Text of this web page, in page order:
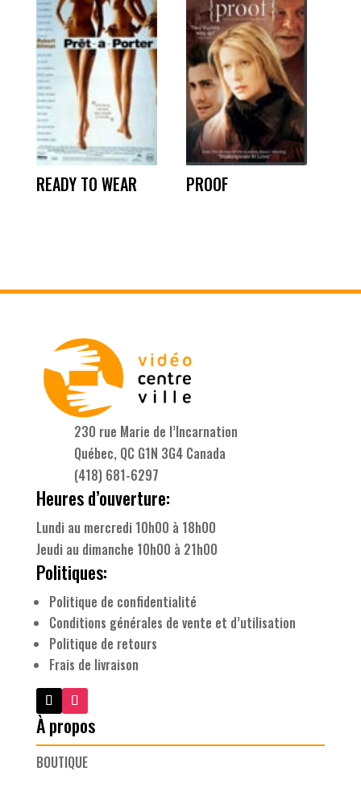
READY TO WEAR PROOF
230 rue Marie de l’Incarnation
Québec, QC G1N 3G4 Canada
(418) 681-6297
Heures d’ouverture:
Lundi au mercredi 10h00 à 18h00
Jeudi au dimanche 10h00 à 21h00
Politiques:
Politique de confidentialité
Conditions générales de vente et d’utilisation
Politique de retours
Frais de livraison
À propos
BOUTIQUE